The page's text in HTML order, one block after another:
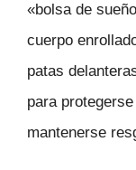
«bolsa de
cuerpo
patas
para
mantenerse